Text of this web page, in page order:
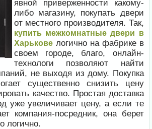
явной приверженности какому-
либо магазину, покупать двери
от местного производителя. Так,
купить межкомнатные двери в
Харьковелогично на фабрике в
своем городе, благо, онлайн-
технологи позволяют найти
не выходя из дому. Покупка
существенно снизить цену
качество. Простая доставка
уже увеличивает цену, а если те
компания-посредник, она берет
логично.